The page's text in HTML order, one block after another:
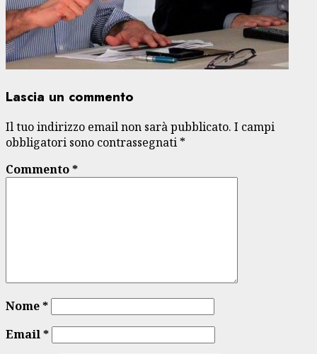
Lascia un commento
Il tuo indirizzo email non sarà pubblicato. I campi
obbligatori sono contrassegnati *
Commento*
Nome*
Email*